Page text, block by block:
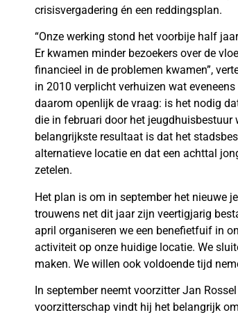
crisisvergadering én een reddingsplan.
“Onze werking stond het voorbije half
Er kwamen minder bezoekers over de
financieel in de problemen kwamen”,
in 2010 verplicht verhuizen wat
daarom openlijk de vraag: is het nodig
die in februari door het jeugdhuisbestuur
belangrijkste resultaat is dat het
alternatieve locatie en dat een achttal
zetelen.
Het plan is om in september het nieuwe
trouwens net dit jaar zijn veertigjarig
april organiseren we een benefietfuif in
activiteit op onze huidige locatie. We
maken. We willen ook voldoende tijd
In september neemt voorzitter Jan
voorzitterschap vindt hij het belangrijk